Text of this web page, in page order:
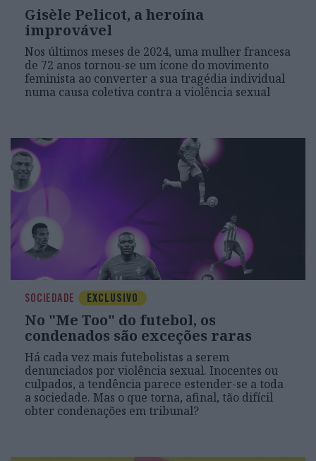
Gisèle Pelicot, a heroína
improvável
Nos últimos meses de 2024, uma mulher francesa
de 72 anos tornou-se um ícone do movimento
feminista ao converter a sua tragédia individual
numa causa coletiva contra a violência sexual
SOCIEDADE EXCLUSIVO
No "Me Too" do futebol, os
condenados são exceções raras
Há cada vez mais futebolistas a serem
denunciados por violência sexual. Inocentes ou
culpados, a tendência parece estender-se a toda
a sociedade. Mas o que torna, afinal, tão difícil
obter condenações em tribunal?